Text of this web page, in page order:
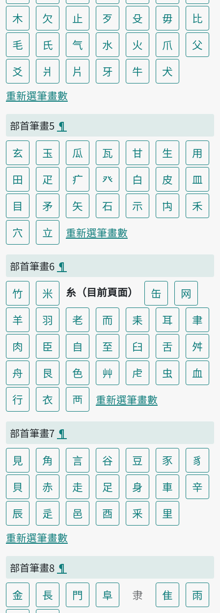
木 欠 止 歹 殳 毋
比
毛
氏 气 水 火 爪
父
爻
爿 片 牙 牛 犬
重新選筆畫數
部首筆畫5 ¶
玄 玉 瓜 瓦 甘 生
用
田
疋 疒 癶 白 皮
皿
目
矛 矢 石 示 禸
禾
穴
立 重新選筆畫數
部首筆畫6 ¶
竹 米 糸（目前頁面） 缶
网
羊
羽 老 而 耒 耳
聿
肉
臣 自 至 臼 舌
舛
舟
艮 色 艸 虍 虫
血
行
衣 襾 重新選筆畫數
部首筆畫7 ¶
見 角 言 谷 豆 豕
豸
貝
赤 走 足 身 車
辛
辰
辵 邑 酉 釆 里
重新選筆畫數
部首筆畫8 ¶
金 長 門 阜 隶 隹
雨